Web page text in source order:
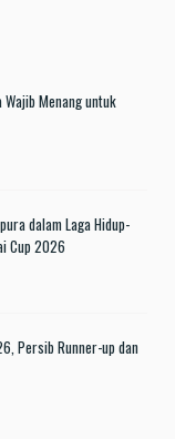
Menang untuk
dalam Laga Hidup-
Cup 2026
Persib Runner-up dan